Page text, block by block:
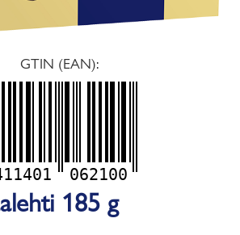
GTIN (EAN):
062100
185 g